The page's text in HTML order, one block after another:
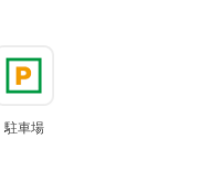
駐車場